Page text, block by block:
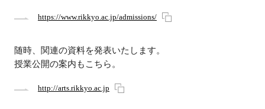
https://www.rikkyo.ac.jp/admissions/
随時、関連の資料を発表いたします。
授業公開の案内もこちら。
http://arts.rikkyo.ac.jp